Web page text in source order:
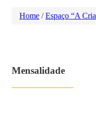
Home / Espaço “A
Mensalidade